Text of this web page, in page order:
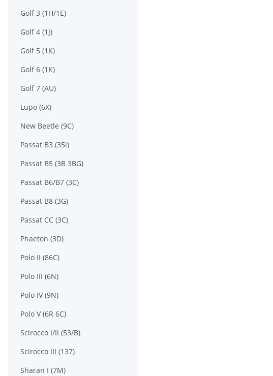
Golf 3 (1H/1E)
Golf 4 (1J)
Golf 5 (1K)
Golf 6 (1K)
Golf 7 (AU)
Lupo (6X)
New Beetle (9C)
Passat B3 (35i)
Passat B5 (3B 3BG)
Passat B6/B7 (3C)
Passat B8 (3G)
Passat CC (3C)
Phaeton (3D)
Polo II (86C)
Polo III (6N)
Polo IV (9N)
Polo V (6R 6C)
Scirocco I/II (53/B)
Scirocco III (137)
Sharan I (7M)